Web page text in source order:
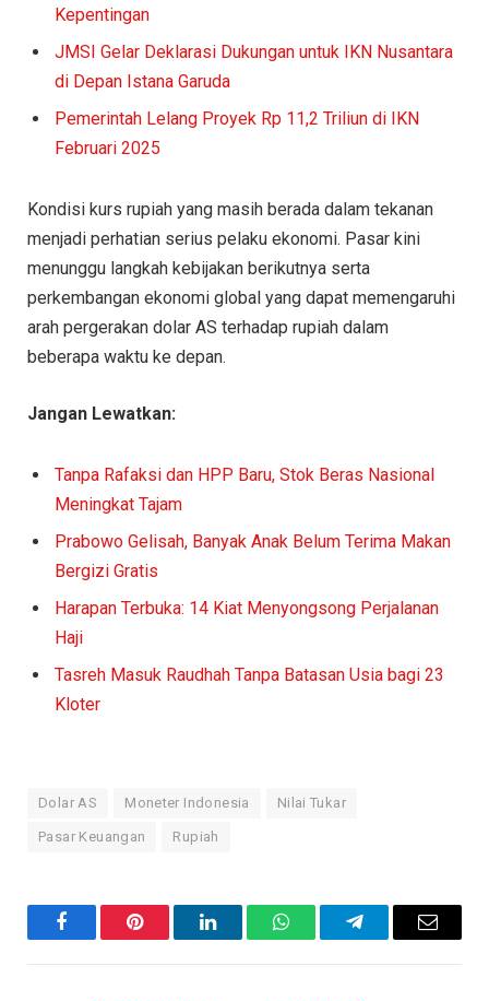
Kepentingan
JMSI Gelar Deklarasi Dukungan untuk IKN Nusantara
di Depan Istana Garuda
Pemerintah Lelang Proyek Rp 11,2 Triliun di IKN
Februari 2025
Kondisi kurs rupiah yang masih berada dalam tekanan
menjadi perhatian serius pelaku ekonomi. Pasar kini
menunggu langkah kebijakan berikutnya serta
perkembangan ekonomi global yang dapat memengaruhi
arah pergerakan dolar AS terhadap rupiah dalam
beberapa waktu ke depan.
Jangan Lewatkan:
Tanpa Rafaksi dan HPP Baru, Stok Beras Nasional
Meningkat Tajam
Prabowo Gelisah, Banyak Anak Belum Terima Makan
Bergizi Gratis
Harapan Terbuka: 14 Kiat Menyongsong Perjalanan
Haji
Tasreh Masuk Raudhah Tanpa Batasan Usia bagi 23
Kloter
Dolar AS Moneter Indonesia Nilai Tukar
Pasar Keuangan Rupiah
FacebookPinterest LinkedInWhatsAppTelegramEmail